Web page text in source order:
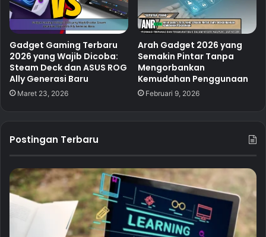
Gadget Gaming Terbaru
2026 yang Wajib Dicoba:
Steam Deck dan ASUS ROG
Ally Generasi Baru
Maret 23, 2026
Arah Gadget 2026 yang
Semakin Pintar Tanpa
Mengorbankan
Kemudahan Penggunaan
Februari 9, 2026
Postingan Terbaru